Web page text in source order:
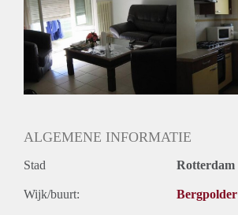
Niet mogelijk
Inkomen eis
N.V.T.
Huurtermijn
Onbepaalde termijn
Oplevering
ALGEMENE INFORMATIE
Stad Rotterdam
Wijk/buurt: Bergpolder